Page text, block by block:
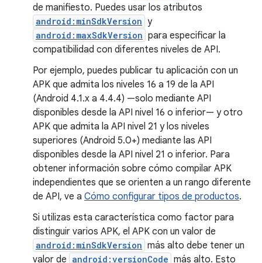
de manifiesto. Puedes usar los atributos
android:minSdkVersion y
android:maxSdkVersion para especificar la
compatibilidad con diferentes niveles de API.
Por ejemplo, puedes publicar tu aplicación con un
APK que admita los niveles 16 a 19 de la API
(Android 4.1.x a 4.4.4) —solo mediante API
disponibles desde la API nivel 16 o inferior— y otro
APK que admita la API nivel 21 y los niveles
superiores (Android 5.0+) mediante las API
disponibles desde la API nivel 21 o inferior. Para
obtener información sobre cómo compilar APK
independientes que se orienten a un rango diferente
de API, ve a Cómo configurar tipos de productos.
Si utilizas esta característica como factor para
distinguir varios APK, el APK con un valor de
android:minSdkVersion más alto debe tener un
valor de android:versionCode más alto. Esto